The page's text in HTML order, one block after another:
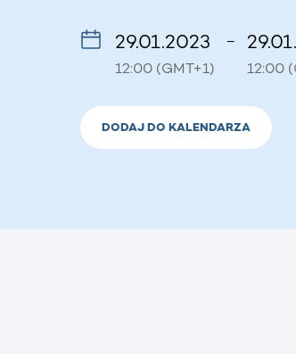
29.01.2023
12:00 (GMT+1)
–
12:00
DODAJ DO KALENDARZA